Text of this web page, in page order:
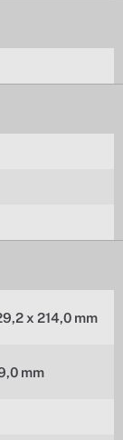
x 214,0 mm
mm